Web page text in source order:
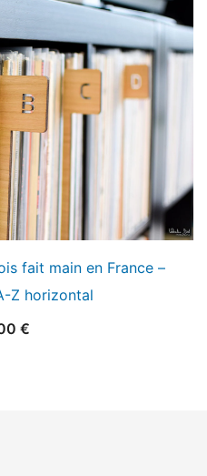
fait main en France –
Z horizontal
€